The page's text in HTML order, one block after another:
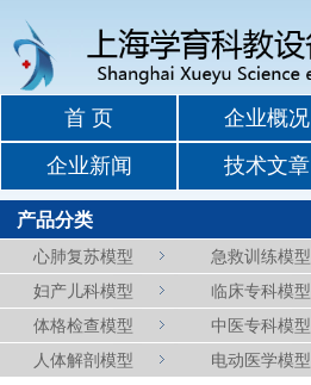
首 页 企业概况
企业新闻 技术文章
产品分类
心肺复苏模型 急救训练模型
妇产儿科模型
临床专科模型
体格检查模型
中医专科模型
人体解剖模型
电动医学模型